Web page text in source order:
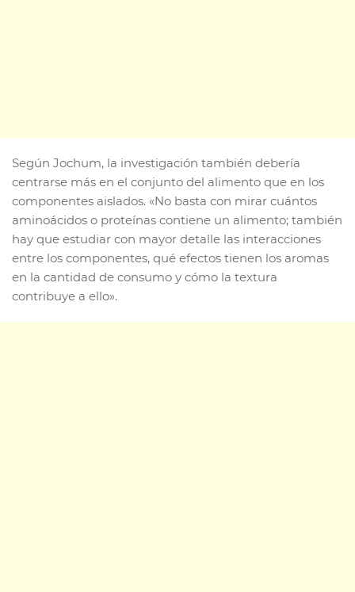
Según Jochum, la investigación también debería
centrarse más en el conjunto del alimento que en los
componentes aislados. «No basta con mirar cuántos
aminoácidos o proteínas contiene un alimento; también
hay que estudiar con mayor detalle las interacciones
entre los componentes, qué efectos tienen los aromas
en la cantidad de consumo y cómo la textura
contribuye a ello».